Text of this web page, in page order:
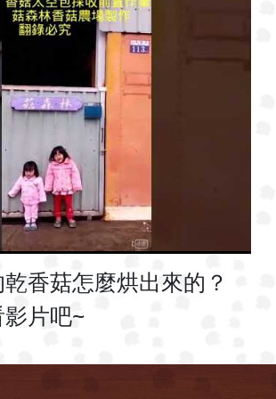
香菇怎麼烘出來的？
片吧~